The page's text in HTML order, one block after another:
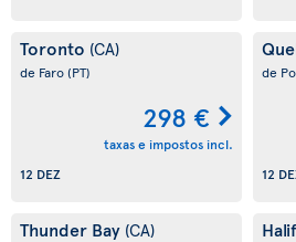
Toronto (CA)
de Faro(PT)
298 €
taxas e impostos incl.
12 DEZ
de
12
Thunder Bay (CA)